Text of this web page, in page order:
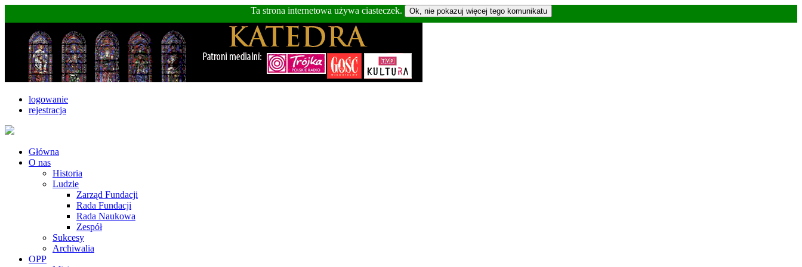
Ta strona internetowa używa ciasteczek.
logowanie
rejestracja
Główna
O nas
Historia
Ludzie
Zarząd Fundacji
Rada Fundacji
Rada Naukowa
Zespół
Sukcesy
Archiwalia
OPP